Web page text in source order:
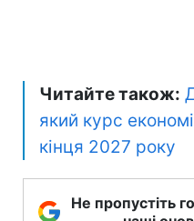
Читайте також:
який курс
кінця 2027 року
Не пропустіть